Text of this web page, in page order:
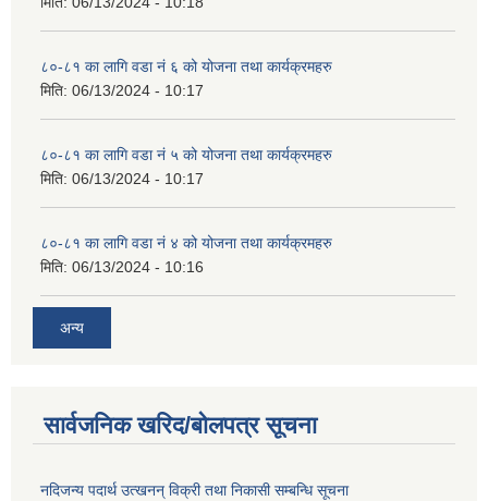
८०-८१ का लागि वडा नं ६ को योजना तथा कार्यक्रमहरु
मिति: 06/13/2024 - 10:17
८०-८१ का लागि वडा नं ५ को योजना तथा कार्यक्रमहरु
मिति: 06/13/2024 - 10:17
८०-८१ का लागि वडा नं ४ को योजना तथा कार्यक्रमहरु
मिति: 06/13/2024 - 10:16
अन्य
सार्वजनिक खरिद/बोलपत्र सूचना
नदिजन्य पदार्थ उत्खनन् विक्री तथा निकासी सम्बन्धि सूचना